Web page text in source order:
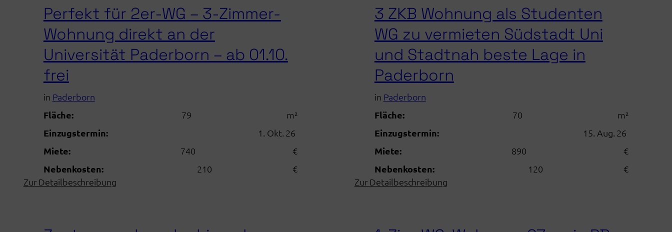
Zimmer-
Wohnung
mit
Balkon
Paderborn
Uni
Perfekt für 2er-WG – 3-Zimmer-
Wohnung direkt an der
Universität Paderborn – ab 01.10.
frei
in Paderborn
Fläche:
79
m²
Einzugstermin:
1. Okt. 26
Miete:
740
€
Nebenkosten:
210
€
Zur Detailbeschreibung:
3 ZKB Wohnung als Studenten
WG zu vermieten Südstadt Uni
und Stadtnah beste Lage in
Paderborn
in Paderborn
Fläche:
70
m²
Einzugstermin:
15. Aug. 26
Miete:
890
€
Nebenkosten:
120
€
Zur Detailbeschreibung: